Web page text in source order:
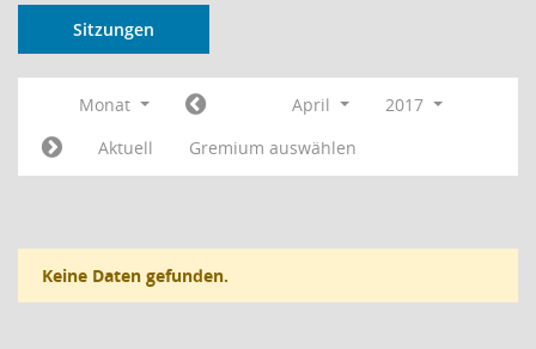
Sitzungen
Monat April
2017
Aktuell
Gremium auswählen
Keine Daten gefunden.